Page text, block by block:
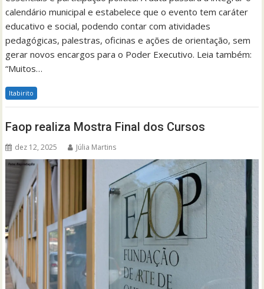
calendário municipal e estabelece que o evento tem caráter
educativo e social, podendo contar com atividades
pedagógicas, palestras, oficinas e ações de orientação, sem
gerar novos encargos para o Poder Executivo. Leia também:
“Muitos…
Itabirito
Faop realiza Mostra Final dos Cursos
dez 12, 2025 Júlia Martins